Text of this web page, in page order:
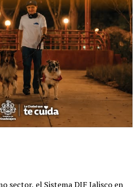
sector, el Sistema DIF Jalisco en